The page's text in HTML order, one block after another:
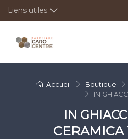
Liens utiles
Accueil Boutique
IN
IN
CERAMICA